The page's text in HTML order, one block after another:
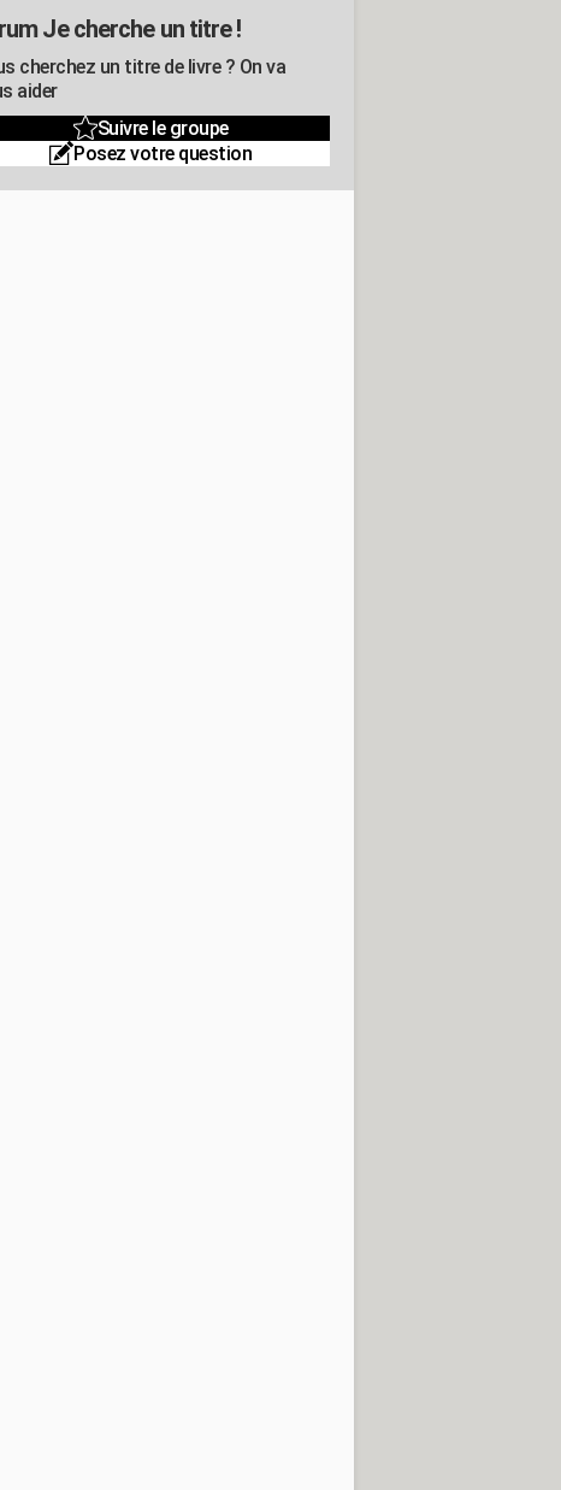
Je cherche un titre !
cherchez un titre de livre ? On va
aider
Suivre le groupe
Posez votre question